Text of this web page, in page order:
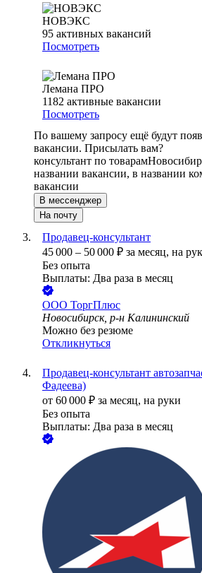
НОВЭКС
95 активных вакансий
Посмотреть
Лемана ПРО
1182 активные вакансии
Посмотреть
По вашему запросу ещё будут
вакансии. Присылать вам?
консультант по товарам
названии вакансии, в названии
вакансии
В мессенджер
На почту
Продавец-консультант
45 000 – 50 000 ₽ за месяц, на
Без опыта
Выплаты: Два раза в месяц
ООО ТоргПлюс
Новосибирск, р-н Калининский
Можно без резюме
Откликнуться
Продавец-консультант
Фадеева)
от 60 000 ₽ за месяц, на руки
Без опыта
Выплаты: Два раза в месяц